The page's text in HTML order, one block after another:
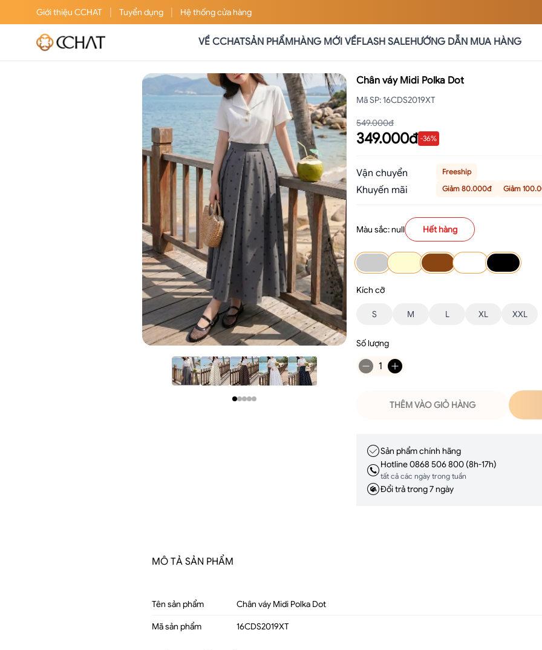
Giới thiệu CCHAT Tuyển dụng Hệ thống cửa hàng
VỀ CCHATSẢN PHẨMHÀNG MỚI VỀFLASH SALEHƯỚNG DẪN MUA HÀNG
Chân váy Midi Polka Dot
Mã SP:16CDS2019XT
549.000đ
349.000đ -36%
Vận chuyển Freeship
Khuyến mãi Giảm 80.000đ Giảm
Màu sắc: null Hết hàng
Kích cỡ
S M L XL XXL
Số lượng
1
THÊM VÀO GIỎ HÀNG
Sản phẩm chính hãng
Hotline 0868 506 800 (8h-17h)
tất cả các ngày trong tuần
Đổi trả trong 7 ngày
MÔ TẢ SẢN PHẨM
Tên sản phẩm Chân váy Midi Polka Dot
Mã sản phẩm 16CDS2019XT